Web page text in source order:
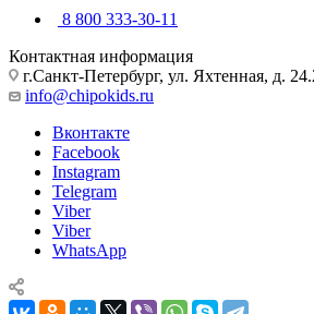
8 800 333-30-11
Контактная информация
г.Санкт-Петербург, ул. Яхтенная, д.
info@chipokids.ru
Вконтакте
Facebook
Instagram
Telegram
Viber
Viber
WhatsApp